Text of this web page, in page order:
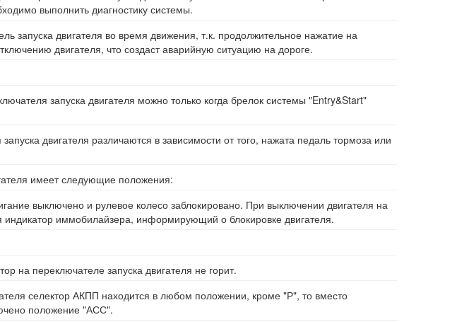
выполнить диагностику системы.
запуска двигателя во время движения, т.к. продолжительное нажатие на
двигателя, что создаст аварийную ситуацию на дороге.
запуска двигателя можно только когда брелок системы "Entry&Start"
двигателя различаются в зависимости от того, нажата педаль тормоза или
имеет следующие положения:
выключено и рулевое колесо заблокировано. При выключении двигателя на
индикатор иммобилайзера, информирующий о блокировке двигателя.
на переключателе запуска двигателя не горит.
селектор АКПП находится в любом положении, кроме "Р", то вместо
положение "АСС".